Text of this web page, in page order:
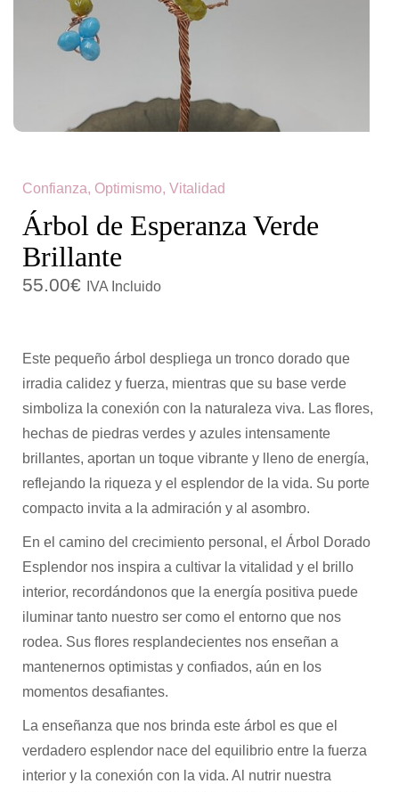
c
n
d
Confianza, Optimismo, Vitalidad
Árbol de Esperanza Verde
Brillante
55.00€ IVA Incluido
Este pequeño árbol despliega un tronco dorado que
irradia calidez y fuerza, mientras que su base verde
simboliza la conexión con la naturaleza viva. Las flores,
hechas de piedras verdes y azules intensamente
brillantes, aportan un toque vibrante y lleno de energía,
reflejando la riqueza y el esplendor de la vida. Su porte
compacto invita a la admiración y al asombro.
En el camino del crecimiento personal, el Árbol Dorado
Esplendor nos inspira a cultivar la vitalidad y el brillo
interior, recordándonos que la energía positiva puede
iluminar tanto nuestro ser como el entorno que nos
rodea. Sus flores resplandecientes nos enseñan a
mantenernos optimistas y confiados, aún en los
momentos desafiantes.
La enseñanza que nos brinda este árbol es que el
verdadero esplendor nace del equilibrio entre la fuerza
interior y la conexión con la vida. Al nutrir nuestra